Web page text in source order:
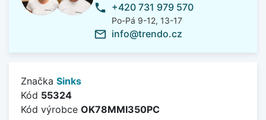
phone +420 731 979 570
Po-Pá 9-12, 13-17
mail_outline info@trendo.cz
Značka Sinks
Kód 55324
Kód výrobce OK78MMI350PC